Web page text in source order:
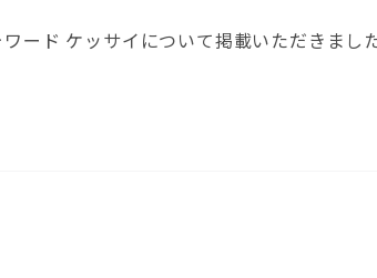
ワード ケッサイについて掲載いただきまし